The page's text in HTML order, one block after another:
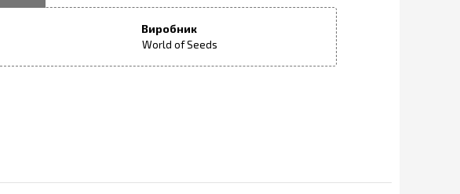
Виробник
World of Seeds